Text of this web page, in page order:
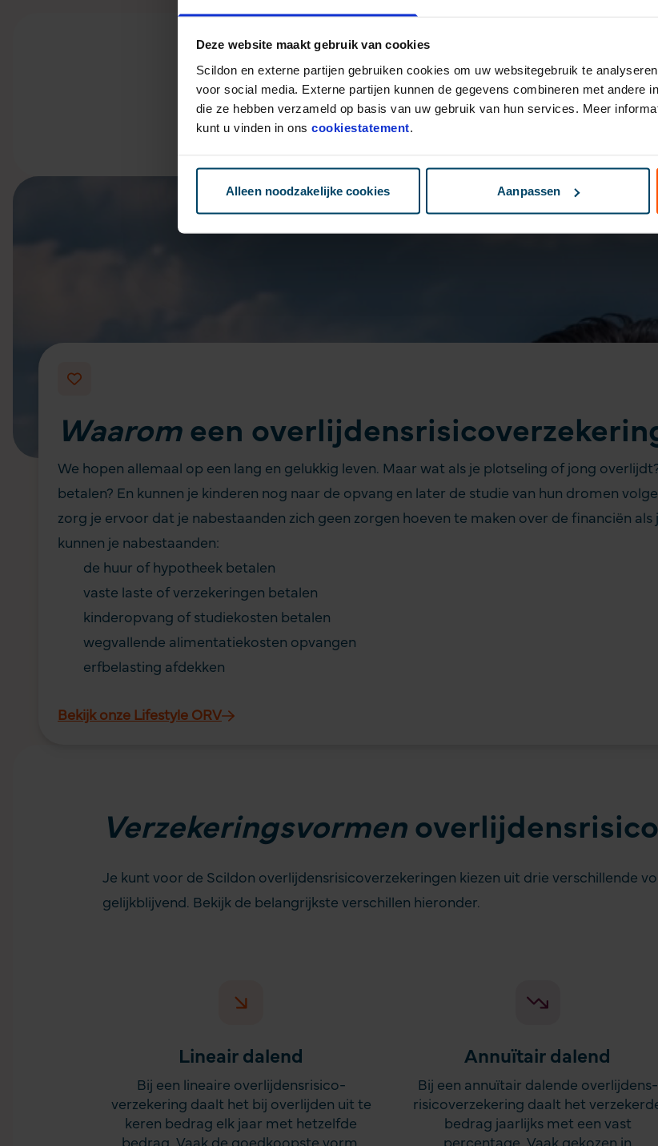
Deze website maakt gebruik van cookies
Scildon en externe partijen gebruiken cookies om uw websitegebruik te
voor social media. Externe partijen kunnen de gegevens combineren met andere
die ze hebben verzameld op basis van uw gebruik van hun services. Meer
kunt u vinden in ons cookiestatement.
Alleen noodzakelijke cookies Aanpassen
Waaromeen
We hopen allemaal op een lang en gelukkig leven. Maar wat als je plotseling of jong
betalen? En kunnen je kinderen nog naar de opvang en later de studie van hun dromen
zorg je ervoor dat je nabestaanden zich geen zorgen hoeven te maken over de financiën
kunnen je nabestaanden:
de huur of hypotheek betalen
vaste laste of verzekeringen betalen
kinderopvang of studiekosten betalen
wegvallende alimentatiekosten opvangen
erfbelasting afdekken
Bekijk onze Lifestyle ORV
Verzekeringsvormen
Je kunt voor de Scildon overlijdensrisicoverzekeringen kiezen uit drie verschillende
gelijkblijvend . Bekijk de belangrijkste verschillen hieronder.
Lineair dalend
Bij een lineaire overlijdensrisico­
verzekering daalt het bij overlijden uit te
keren bedrag elk jaar met hetzelfde
Annuïtair dalend
Bij een annuïtair dalende overlijdens­
risicoverzekering daalt het
bedrag jaarlijks met een vast